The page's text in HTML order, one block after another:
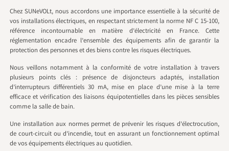
Chez SUNeVOLt, nous accordons une importance essentielle à la sécurité de
vos installations électriques, en respectant strictement la norme NF C 15-100,
référence incontournable en matière d’électricité en France. Cette
réglementation encadre l’ensemble des équipements afin de garantir la
protection des personnes et des biens contre les risques électriques.
Nous veillons notamment à la conformité de votre installation à travers
plusieurs points clés : présence de disjoncteurs adaptés, installation
d’interrupteurs différentiels 30 mA, mise en place d’une mise à la terre
efficace et vérification des liaisons équipotentielles dans les pièces sensibles
comme la salle de bain.
Une installation aux normes permet de prévenir les risques d’électrocution,
de court-circuit ou d’incendie, tout en assurant un fonctionnement optimal
de vos équipements électriques au quotidien.